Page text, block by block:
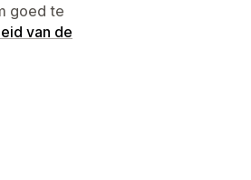
goed te
van de